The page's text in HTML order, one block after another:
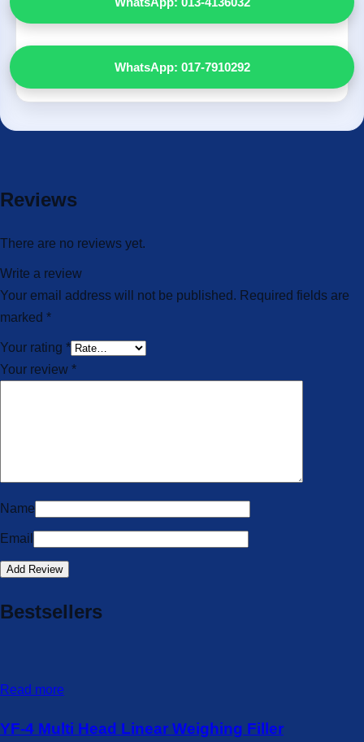
WhatsApp: 017-7910292
Reviews
There are no reviews yet.
Write a review
Your email address will not be published. Required fields are
marked *
Your rating *
Your review *
Name
Email
Bestsellers
Read more
YF-4 Multi Head Linear Weighing Filler